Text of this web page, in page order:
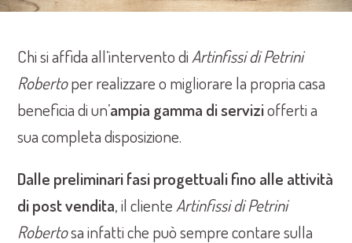
Chi si affida all’intervento di Artinfissi di Petrini
Robertoper realizzare o migliorare la propria casa
beneficia di un’ampia gamma di serviziofferti a
sua completa disposizione.
Dalle preliminari fasi progettuali fino alle attività
di post vendita, il cliente Artinfissi di Petrini
Robertosa infatti che può sempre contare sulla